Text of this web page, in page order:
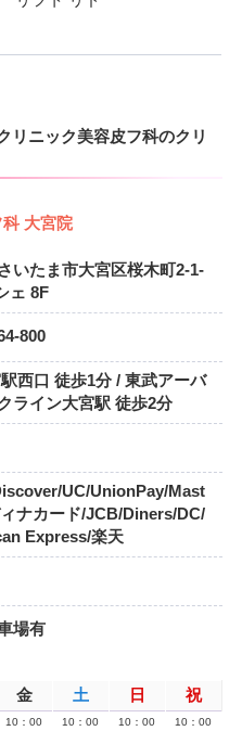
リニック美容皮フ科のクリ
大宮院
いたま市大宮区桜木町2-1-
ェ 8F
800
西口 徒歩1分 / 東武アーバ
ライン大宮駅 徒歩2分
UC/UnionPay/Mast
ナカード/JCB/Diners/DC/
Express/楽天
場有
金 土 日 祝
10：00
10：00
10：00
10：00